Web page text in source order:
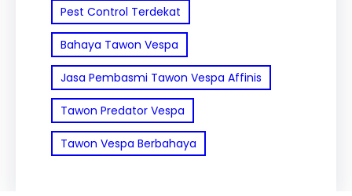
Pest Control Terdekat
Bahaya Tawon Vespa
Jasa Pembasmi Tawon Vespa Affinis
Tawon Predator Vespa
Tawon Vespa Berbahaya